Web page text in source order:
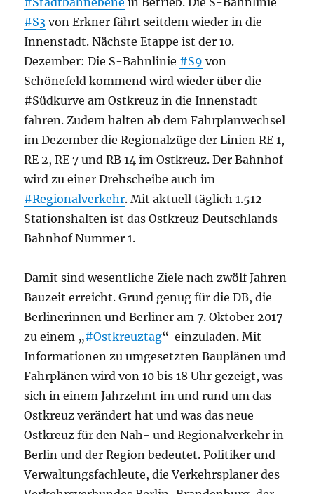
#S3 von Erkner fährt seitdem wieder in die
Innenstadt. Nächste Etappe ist der 10.
Dezember: Die S-Bahnlinie #S9 von
Schönefeld kommend wird wieder über die
#Südkurve am Ostkreuz in die Innenstadt
fahren. Zudem halten ab dem Fahrplanwechsel
im Dezember die Regionalzüge der Linien RE 1,
RE 2, RE 7 und RB 14 im Ostkreuz. Der Bahnhof
wird zu einer Drehscheibe auch im
#Regionalverkehr. Mit aktuell täglich 1.512
Stationshalten ist das Ostkreuz Deutschlands
Bahnhof Nummer 1.
Damit sind wesentliche Ziele nach zwölf Jahren
Bauzeit erreicht. Grund genug für die DB, die
Berlinerinnen und Berliner am 7. Oktober 2017
zu einem „#Ostkreuztag“ einzuladen. Mit
Informationen zu umgesetzten Bauplänen und
Fahrplänen wird von 10 bis 18 Uhr gezeigt, was
sich in einem Jahrzehnt im und rund um das
Ostkreuz verändert hat und was das neue
Ostkreuz für den Nah- und Regionalverkehr in
Berlin und der Region bedeutet. Politiker und
Verwaltungsfachleute, die Verkehrsplaner des